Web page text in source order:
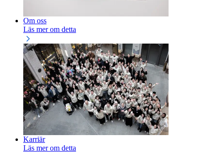
Om oss
Läs mer om detta
Karriär
Läs mer om detta